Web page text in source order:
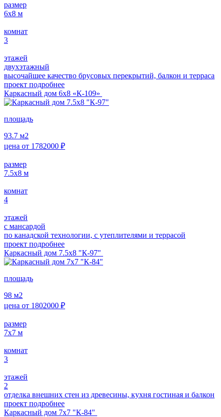
размер
6х8 м
комнат
3
этажей
двухэтажный
высочайшее качество брусовых перекрытий, балкон и терраса
проект подробнее
Каркасный дом 6х8 «К-109»
площадь
93.7 м2
цена от 1782000 ₽
размер
7.5х8 м
комнат
4
этажей
с мансардой
по канадской технологии, с утеплителями и террасой
проект подробнее
Каркасный дом 7.5х8 "К-97"
площадь
98 м2
цена от 1802000 ₽
размер
7х7 м
комнат
3
этажей
2
отделка внешних стен из древесины, кухня гостиная и балкон
проект подробнее
Каркасный дом 7х7 "К-84"